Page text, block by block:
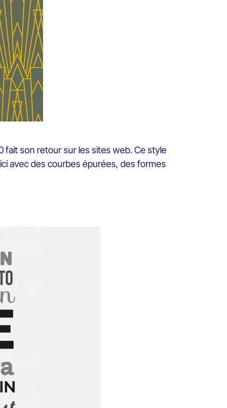
fait son retour sur les sites web. Ce style
avec des courbes épurées, des formes